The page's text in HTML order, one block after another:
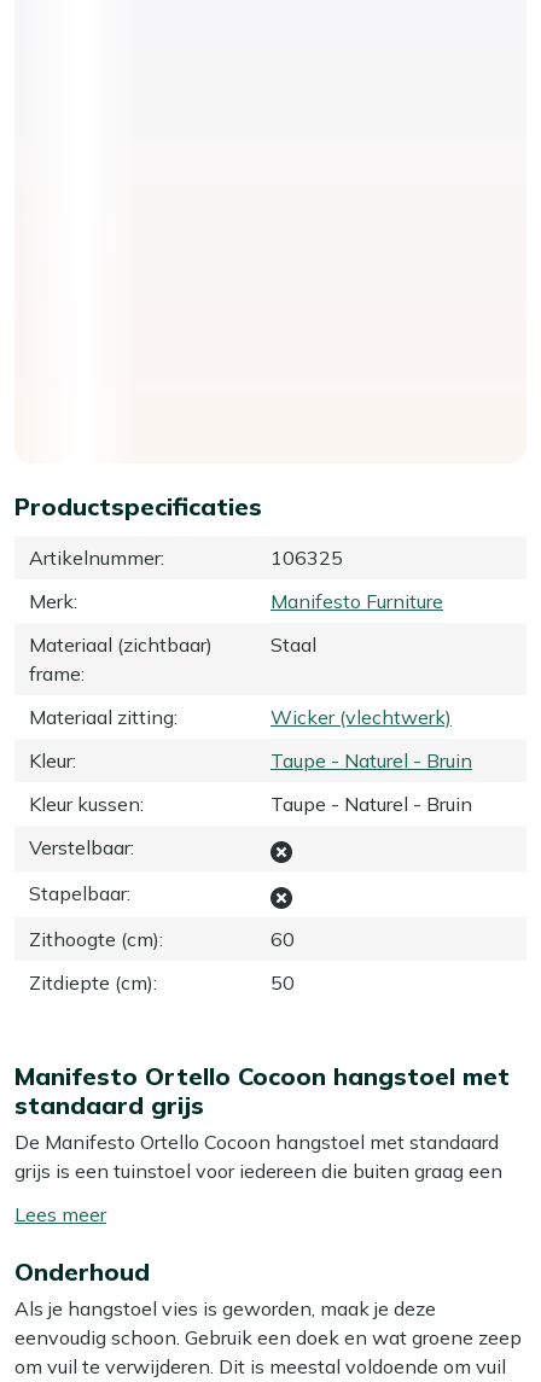
Productspecificaties
Artikelnummer:
106325
Merk:
Manifesto Furniture
Materiaal (zichtbaar)
frame:
Staal
Materiaal zitting:
Wicker (vlechtwerk)
Kleur:
Taupe - Naturel - Bruin
Kleur kussen:
Taupe - Naturel - Bruin
Verstelbaar:
Stapelbaar:
Zithoogte (cm):
60
Zitdiepte (cm): 50
Manifesto Ortello Cocoon hangstoel met
standaard grijs
De Manifesto Ortello Cocoon hangstoel met standaard
grijs is een tuinstoel voor iedereen die buiten graag een
gewoon even niets te doen. Je hangt niet op een harde
kussens om je heen. Het stalen frame zorgt dat de stoel
stevig staat, terwijl het gevlochten wicker licht blijft ogen
en jarenlang mooi blijft. Zoek je een losse loungestoel
voor aan tafel, dan is dit niet de beste keuze, maar als je
Toon/verberg
meer
Onderhoud
Als je hangstoel vies is geworden, maak je deze
eenvoudig schoon. Gebruik een doek en wat groene zeep
om vuil te verwijderen. Dit is meestal voldoende om vuil